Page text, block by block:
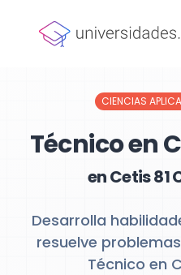
CIENCIAS
Técnico en
en Cetis
Desarrolla
resuelve
Técnico en